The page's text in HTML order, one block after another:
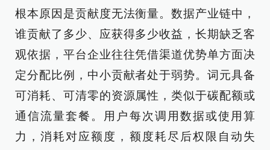
根本原因是贡献度无法衡量。数据产业链中，
谁贡献了多少、应获得多少收益，长期缺乏客
观依据，平台企业往往凭借渠道优势单方面决
定分配比例，中小贡献者处于弱势。词元具备
可消耗、可清零的资源属性，类似于碳配额或
通信流量套餐。用户每次调用数据或使用算
力，消耗对应额度，额度耗尽后权限自动失